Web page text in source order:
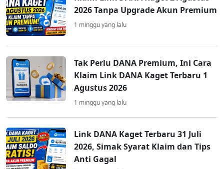
2026 Tanpa Upgrade Akun Premium
1 minggu yang lalu
Tak Perlu DANA Premium, Ini Cara
Klaim Link DANA Kaget Terbaru 1
Agustus 2026
1 minggu yang lalu
Link DANA Kaget Terbaru 31 Juli
2026, Simak Syarat Klaim dan Tips
Anti Gagal